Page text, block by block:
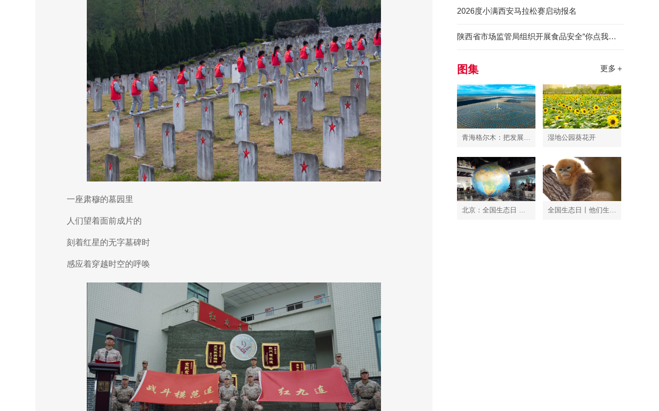
一座肃穆的墓园里
人们望着面前成片的
刻着红星的无字墓碑时
感应着穿越时空的呼唤
2026度小满西安马拉松赛启动报名
陕西省市场监管局组织开展食品安全“你点我检惠民生”进景区活动
图集 更多＋
湿地公园葵花开